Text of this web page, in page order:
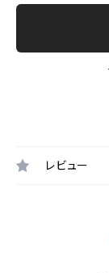
レビュー